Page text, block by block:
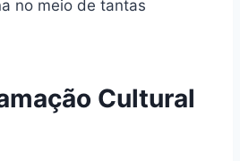
no meio de tantas
Cultural